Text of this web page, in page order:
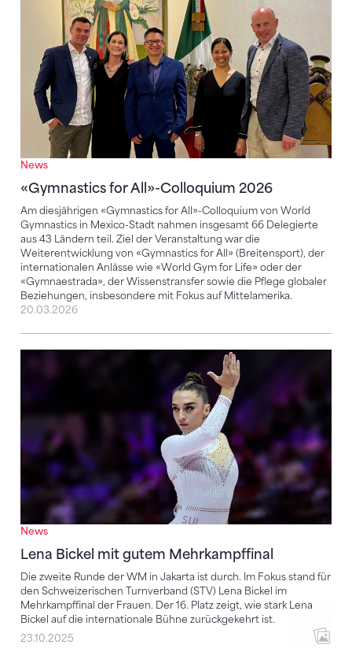
News
«Gymnastics for All»-Colloquium 2026
Am diesjährigen «Gymnastics for All»-Colloquium von World
Gymnastics in Mexico-Stadt nahmen insgesamt 66 Delegierte
aus 43 Ländern teil. Ziel der Veranstaltung war die
Weiterentwicklung von «Gymnastics for All» (Breitensport), der
internationalen Anlässe wie «World Gym for Life» oder der
«Gymnaestrada», der Wissenstransfer sowie die Pflege globaler
Beziehungen, insbesondere mit Fokus auf Mittelamerika.
20.03.2026
News
Lena Bickel mit gutem Mehrkampffinal
Die zweite Runde der WM in Jakarta ist durch. Im Fokus stand für
den Schweizerischen Turnverband (STV) Lena Bickel im
Mehrkampffinal der Frauen. Der 16. Platz zeigt, wie stark Lena
Bickel auf die internationale Bühne zurückgekehrt ist.
Lena Bickel mit gutem Mehrkampffinal
23.10.2025